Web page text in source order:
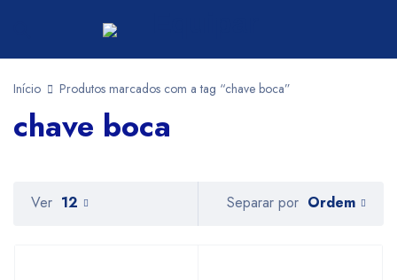
Início Produtos marcados com a tag “chave boca”
chave boca
Separar por Ordem
Ver 12